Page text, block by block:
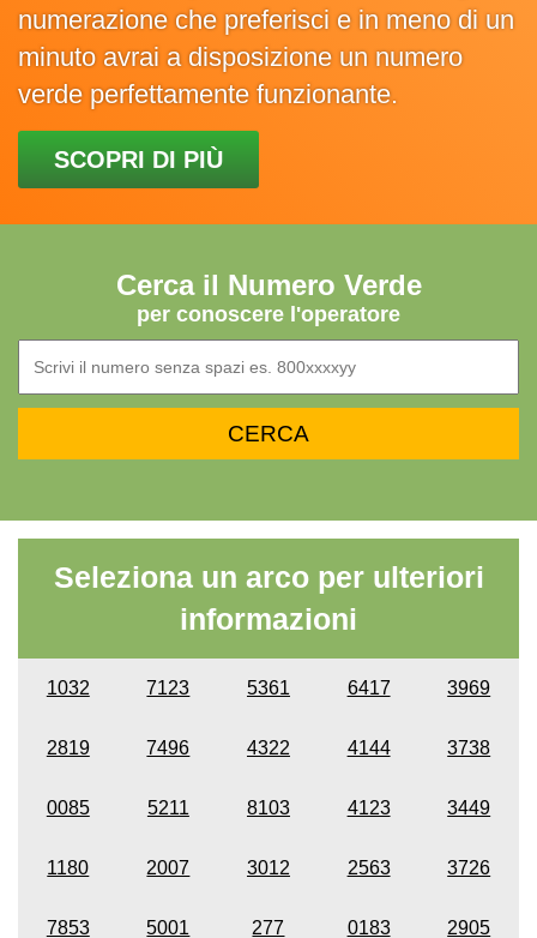
numerazione che preferisci e in meno di un
minuto avrai a disposizione un numero
verde perfettamente funzionante.
SCOPRI DI PIÙ
Cerca il Numero Verde
per conoscere l'operatore
Seleziona un arco per ulteriori
informazioni
1032 7123 5361 6417 3969
2819 7496 4322 4144 3738
0085 5211 8103 4123 3449
1180 2007 3012 2563 3726
7853 5001 277 0183 2905